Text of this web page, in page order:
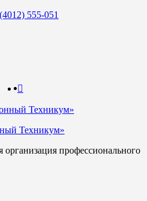
555-051
Техникум»
профессионального